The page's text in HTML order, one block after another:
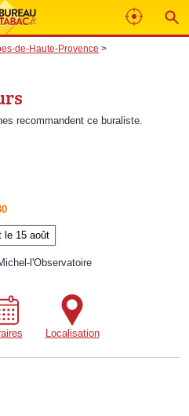
de-Haute-Provence >
recommandent ce buraliste.
le 15 août
l'Observatoire
Localisation